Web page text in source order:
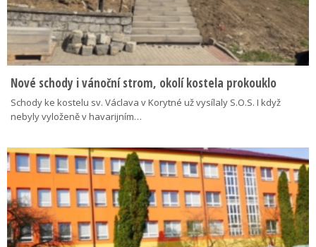
Nové schody i vánoční strom, okolí kostela prokouklo
Schody ke kostelu sv. Václava v Korytné už vysílaly S.O.S. I když
nebyly vyloženě v havarijním…